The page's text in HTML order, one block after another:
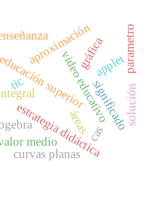
superior
estrategia didáctica
video educativo
áreas
aproximación
medio
curvas planas
significadosolución
gráficaapplet
cas
tic
parametro